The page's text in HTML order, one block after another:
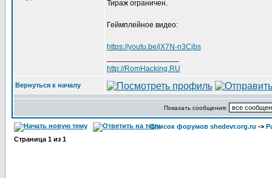
Тираж ограничен.
Геймплейное видео:
https://youtu.be/jX7N-n3Cjbs
http://RomHacking.RU
Вернуться к началу
Показать сообщения:
Список форумов shedevr.org.ru ->
Страница 1 из 1